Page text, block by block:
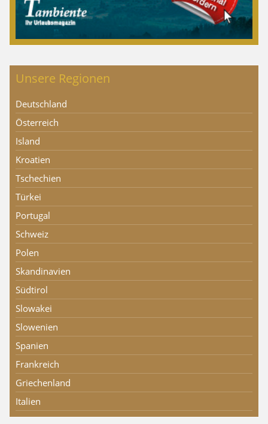
Unsere Regionen
Deutschland
Österreich
Island
Kroatien
Tschechien
Türkei
Portugal
Schweiz
Polen
Skandinavien
Südtirol
Slowakei
Slowenien
Spanien
Frankreich
Griechenland
Italien